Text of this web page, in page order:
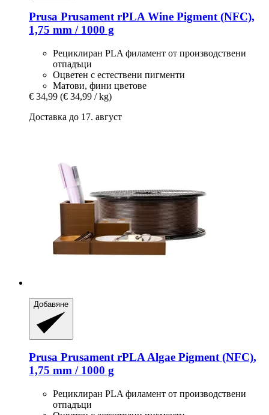
Prusa Prusament rPLA Wine Pigment (NFC),
1,75 mm / 1000 g
Рециклиран PLA филамент от производствени
отпадъци
Оцветен с естествени пигменти
Матови, фини цветове
€ 34,99 (€ 34,99 / kg)
Доставка до 17. август
Добавяне
Prusa Prusament rPLA Algae Pigment (NFC),
1,75 mm / 1000 g
Рециклиран PLA филамент от производствени
отпадъци